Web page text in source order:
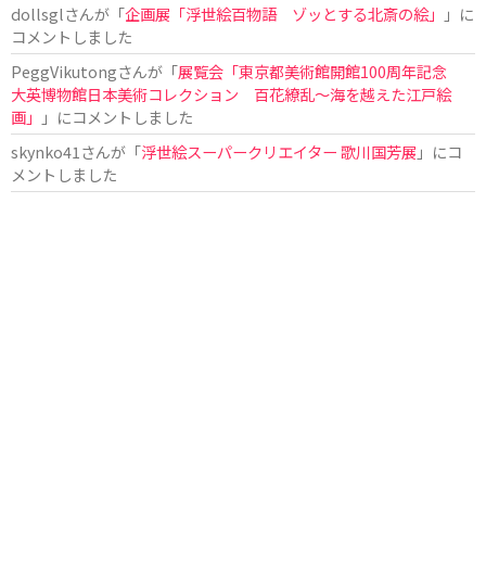
dollsglさんが「企画展「浮世絵百物語 ゾッとする北斎の絵」
」に
コメントしました
PeggVikutongさんが「展覧会「東京都美術館開館100周年記念
大英博物館日本美術コレクション 百花繚乱〜海を越えた江戸絵
画」
」にコメントしました
skynko41 さんが「浮世絵スーパークリエイター 歌川国芳展 」にコ
メントしました